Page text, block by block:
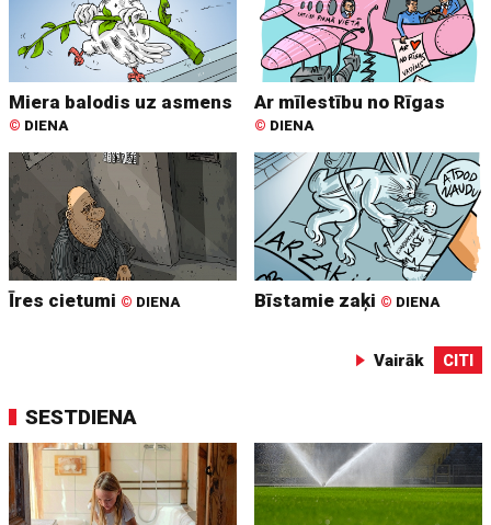
Miera balodis uz asmens
© DIENA
Ar mīlestību no Rīgas
© DIENA
Īres cietumi © DIENA Bīstamie zaķi © DIENA
Vairāk CITI
SESTDIENA